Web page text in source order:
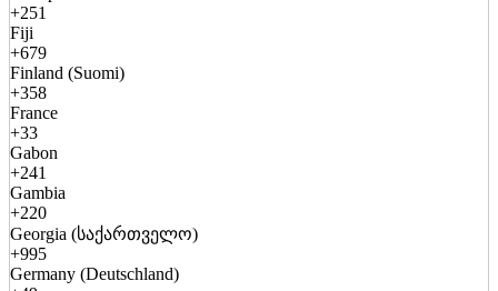
+251
Fiji
+679
Finland (Suomi)
+358
France
+33
Gabon
+241
Gambia
+220
Georgia (საქართველო)
+995
Germany (Deutschland)